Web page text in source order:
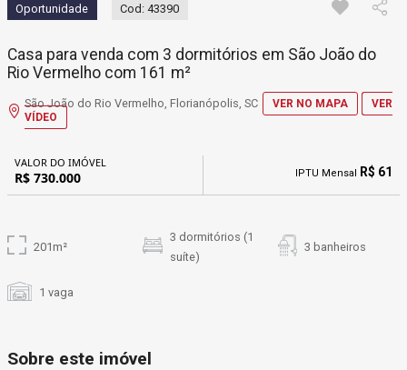
Oportunidade Cod: 43390
Casa para venda com 3 dormitórios em São João do
Rio Vermelho com 161 m²
São João do Rio Vermelho, Florianópolis, SC VER NO MAPA
VER
VÍDEO
VALOR DO IMÓVEL
R$ 730.000 IPTU Mensal R$ 61
201m²
3 dormitórios (1
suíte)
3 banheiros
1 vaga
Sobre este imóvel